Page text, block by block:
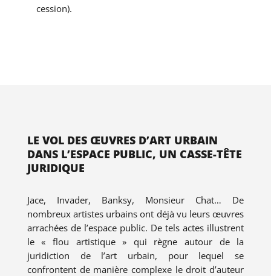
cession).
LE VOL DES ŒUVRES D’ART URBAIN
DANS L’ESPACE PUBLIC, UN CASSE-TÊTE
JURIDIQUE
Jace, Invader, Banksy, Monsieur Chat… De
nombreux artistes urbains ont déjà vu leurs œuvres
arrachées de l’espace public. De tels actes illustrent
le « flou artistique » qui règne autour de la
juridiction de l’art urbain, pour lequel se
confrontent de manière complexe le droit d’auteur